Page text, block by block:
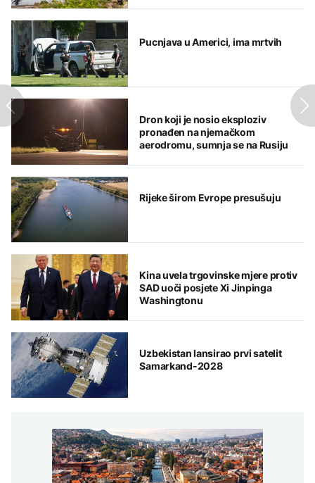
Pucnjava u Americi, ima mrtvih
Dron koji je nosio eksploziv
pronađen na njemačkom
aerodromu, sumnja se na Rusiju
Rijeke širom Evrope presušuju
Kina uvela trgovinske mjere protiv
SAD uoči posjete Xi Jinpinga
Washingtonu
Uzbekistan lansirao prvi satelit
Samarkand-2028